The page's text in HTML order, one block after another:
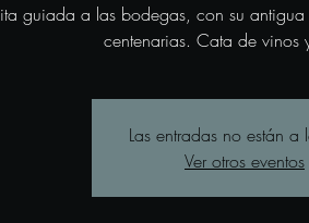
guiada a las bodegas, con su antigua
centenarias. Cata de vinos
Las entradas no están a
Ver otros eventos